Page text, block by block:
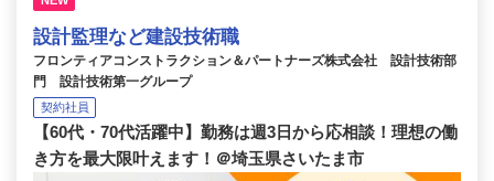
設計監理など建設技術職
フロンティアコンストラクション＆パートナーズ株式会社 設計技術部
門 設計技術第一グループ
契約社員
【60代・70代活躍中】勤務は週3日から応相談！理想の働
き方を最大限叶えます！＠埼玉県さいたま市